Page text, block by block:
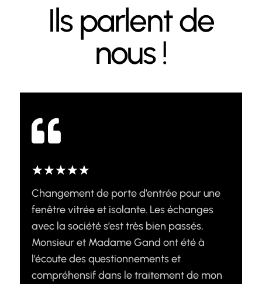
Ils parlent de
nous !

☆☆☆☆☆
Changement de porte d’entrée pour une
fenêtre vitrée et isolante. Les échanges
avec la société s’est très bien passés,
Monsieur et Madame Gand ont été à
l’écoute des questionnements et
compréhensif dans le traitement de mon